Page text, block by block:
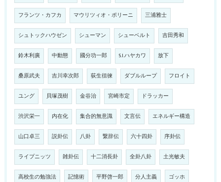
フランツ・カフカ マウリツィオ・ポリーニ 三浦雅士
シュトックハウゼン シューマン シューベルト 吉田秀和
鈴木利廣 中動態 國分功一郎 S.I.ハヤカワ 放下
桑原武夫 吉川幸次郎 荻生徂徠 ダブルループ フロイト
ユング 貝塚茂樹 金谷治 宮崎市定 ドラッカー
渋沢栄一 内在化 集合的無意識 文言伝 エネルギー構造
山口卓三 説卦伝 八卦 繋辞伝 六十四卦 序卦伝
ライプニッツ 雑卦伝 十二消長卦 全卦八卦 土光敏夫
高校生の勉強法 記憶術 平野啓一郎 分人主義 ゴッホ